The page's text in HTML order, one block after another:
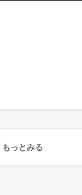
もっとみる